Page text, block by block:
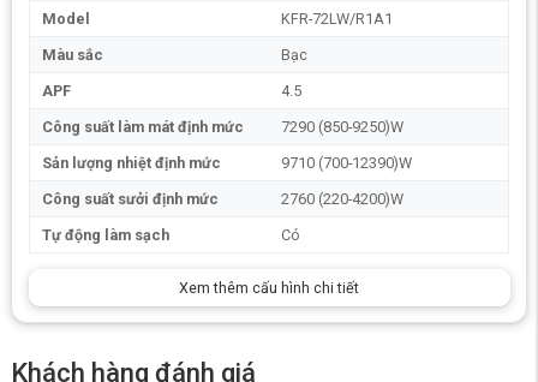
Khám phá những ưu điểm khiến Xiaomi
Model
KFR-72LW/R1A1
Màu sắc
Bạc
APF
4.5
Công suất làm mát định mức
7290 (850-9250)W
Sản lượng nhiệt định mức
9710 (700-12390)W
Công suất sưởi định mức
2760 (220-4200)W
Tự động làm sạch
Có
Xem thêm cấu hình chi tiết
Khách hàng đánh giá